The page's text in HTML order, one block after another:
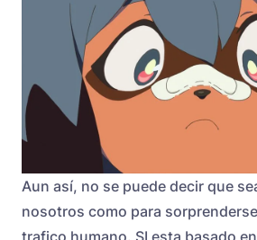
Aun así, no se puede decir que
nosotros como para